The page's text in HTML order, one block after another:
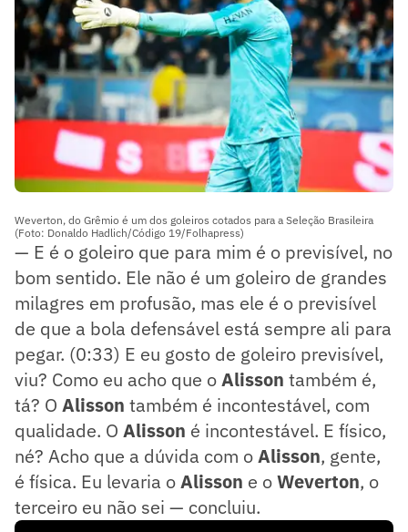
Weverton, do Grêmio é um dos goleiros cotados para a Seleção Brasileira
(Foto: Donaldo Hadlich/Código 19/Folhapress)
— E é o goleiro que para mim é o previsível, no
bom sentido. Ele não é um goleiro de grandes
milagres em profusão, mas ele é o previsível
de que a bola defensável está sempre ali para
pegar. (0:33) E eu gosto de goleiro previsível,
viu? Como eu acho que oAlisson também é,
tá? O Alisson também é incontestável, com
qualidade. O Alisson é incontestável. E físico,
né? Acho que a dúvida com oAlisson, gente,
é física. Eu levaria oAlisson e oWeverton, o
terceiro eu não sei — concluiu.